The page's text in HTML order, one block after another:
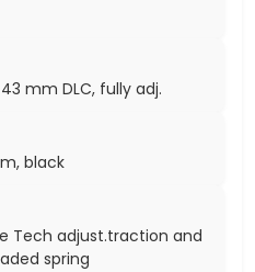
mm DLC, fully adj.
black
Tech adjust.traction and
spring